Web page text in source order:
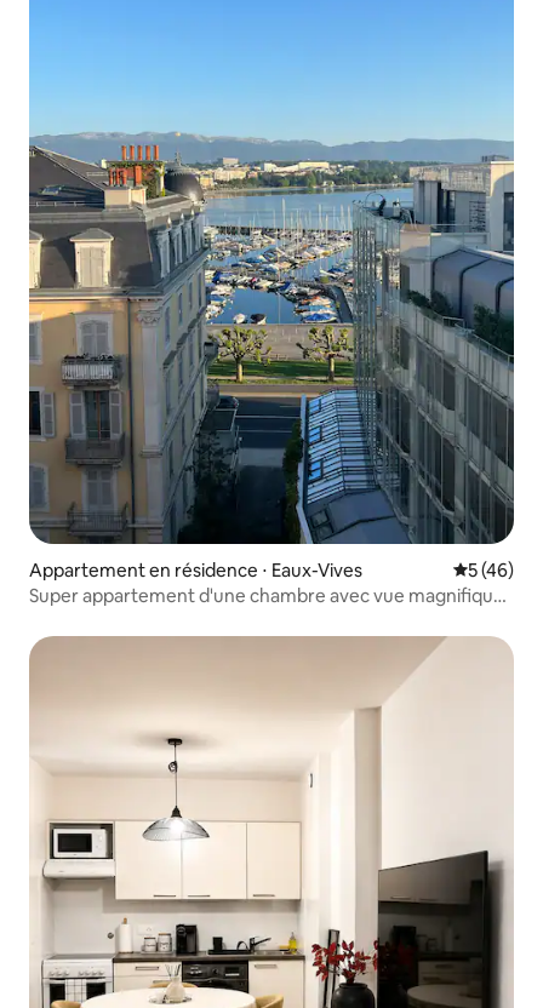
Appartement en résidence ⋅ Eaux-Vives
5 (46)
Super appartement d'une chambre avec vue magnifique